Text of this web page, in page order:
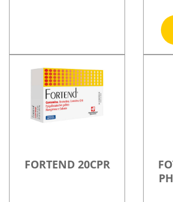
30CPR
RETARD non
è
disponibile
su ANATROFINE
30CPR
RETARD
FORTEND 20CPR